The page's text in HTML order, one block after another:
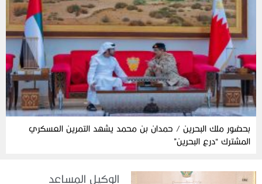
بحضور ملك البحرين / حمدان بن محمد يشهد التمرين العسكري
المشترك “درع البحرين”
الوكيل المساعد